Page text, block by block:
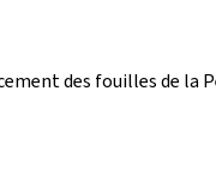
des fouilles de la